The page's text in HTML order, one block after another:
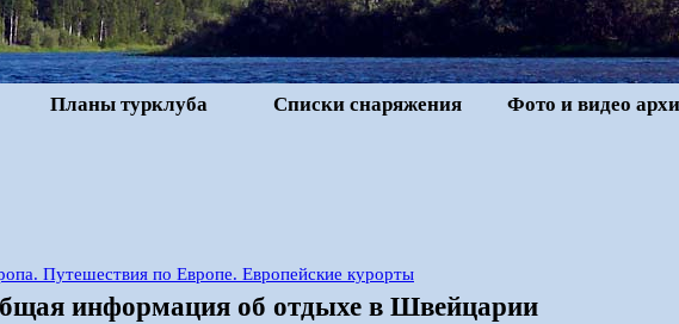
Планы турклуба Списки снаряжения Фото и видео
Путешествия по Европе. Европейские курорты
информация об отдыхе в Швейцарии